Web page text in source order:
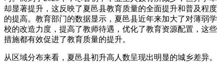
却显著提升，这反映了夏邑县教育质量的全面提升和普及程度
的提高。教育部门的数据显示，夏邑县近年来加大了对薄弱学
校的改造力度，提高了教师待遇，优化了教育资源配置，这些
措施都有效促进了教育质量的提升。
从区域分布来看，夏邑县初升高人数呈现出明显的城乡差异。